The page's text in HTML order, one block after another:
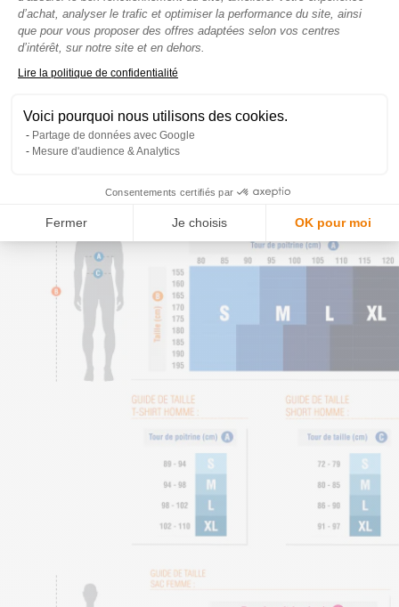
d’achat, analyser le trafic et optimiser la performance du site, ainsi
que pour vous proposer des offres adaptées selon vos centres
d’intérêt, sur notre site et en dehors.
Lire la politique de confidentialité
Voici pourquoi nous utilisons des cookies.
Partage de données avec Google
Mesure d'audience & Analytics
Consentements certifiés par
Fermer Je choisis OK pour moi
Axeptio consent
19 en stock
Quantity
Guide des tailles
Guide des tailles